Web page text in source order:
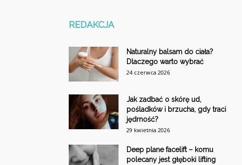
REDAKCJA
Naturalny balsam do ciała?
Dlaczego warto wybrać
24 czerwca 2026
Jak zadbać o skórę ud,
pośladków i brzucha, gdy traci
jędrność?
29 kwietnia 2026
Deep plane facelift – komu
polecany jest głęboki lifting